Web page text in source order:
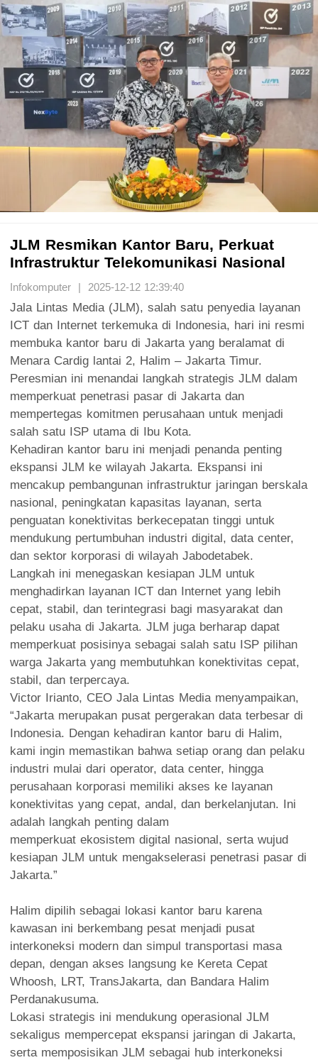
JLM Resmikan Kantor Baru, Perkuat
Infrastruktur Telekomunikasi Nasional
Infokomputer | 2025-12-12 12:39:40
Jala Lintas Media (JLM), salah satu penyedia layanan
ICT dan Internet terkemuka di Indonesia, hari ini resmi
membuka kantor baru di Jakarta yang beralamat di
Menara Cardig lantai 2, Halim – Jakarta Timur.
Peresmian ini menandai langkah strategis JLM dalam
memperkuat penetrasi pasar di Jakarta dan
mempertegas komitmen perusahaan untuk menjadi
salah satu ISP utama di Ibu Kota.
Kehadiran kantor baru ini menjadi penanda penting
ekspansi JLM ke wilayah Jakarta. Ekspansi ini
mencakup pembangunan infrastruktur jaringan berskala
nasional, peningkatan kapasitas layanan, serta
penguatan konektivitas berkecepatan tinggi untuk
mendukung pertumbuhan industri digital, data center,
dan sektor korporasi di wilayah Jabodetabek.
Langkah ini menegaskan kesiapan JLM untuk
menghadirkan layanan ICT dan Internet yang lebih
cepat, stabil, dan terintegrasi bagi masyarakat dan
pelaku usaha di Jakarta. JLM juga berharap dapat
memperkuat posisinya sebagai salah satu ISP pilihan
warga Jakarta yang membutuhkan konektivitas cepat,
stabil, dan terpercaya.
Victor Irianto, CEO Jala Lintas Media menyampaikan,
“Jakarta merupakan pusat pergerakan data terbesar di
Indonesia. Dengan kehadiran kantor baru di Halim,
kami ingin memastikan bahwa setiap orang dan pelaku
industri mulai dari operator, data center, hingga
perusahaan korporasi memiliki akses ke layanan
konektivitas yang cepat, andal, dan berkelanjutan. Ini
adalah langkah penting dalam
memperkuat ekosistem digital nasional, serta wujud
kesiapan JLM untuk mengakselerasi penetrasi pasar di
Jakarta.”
Halim dipilih sebagai lokasi kantor baru karena
kawasan ini berkembang pesat menjadi pusat
interkoneksi modern dan simpul transportasi masa
depan, dengan akses langsung ke Kereta Cepat
Whoosh, LRT, TransJakarta, dan Bandara Halim
Perdanakusuma.
Lokasi strategis ini mendukung operasional JLM
sekaligus mempercepat ekspansi jaringan di Jakarta,
serta memposisikan JLM sebagai hub interkoneksi